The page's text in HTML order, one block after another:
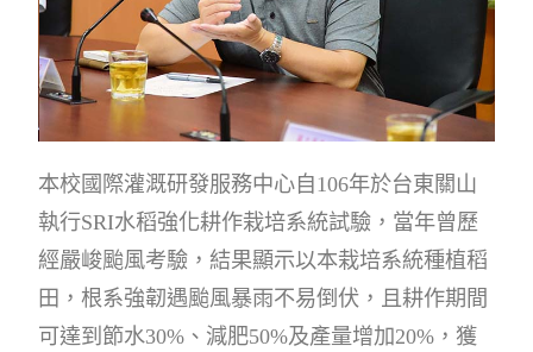
本校國際灌溉研發服務中心自106年於台東關山
執行SRI水稻強化耕作栽培系統試驗，當年曾歷
經嚴峻颱風考驗，結果顯示以本栽培系統種植稻
田，根系強韌遇颱風暴雨不易倒伏，且耕作期間
可達到節水30%、減肥50%及產量增加20%，獲